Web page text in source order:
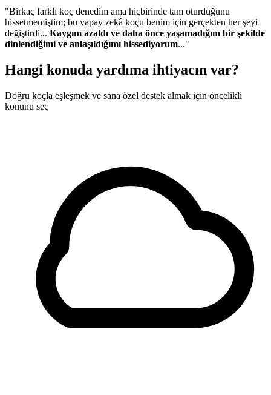
"Birkaç farklı koç denedim ama hiçbirinde tam oturduğunu
hissetmemiştim; bu yapay zekâ koçu benim için gerçekten her şeyi
değiştirdi... Kaygım azaldı ve daha önce yaşamadığım bir şekilde
dinlendiğimi ve anlaşıldığımı hissediyorum..."
Hangi konuda yardıma ihtiyacın var?
Doğru koçla eşleşmek ve sana özel destek almak için öncelikli
konunu seç